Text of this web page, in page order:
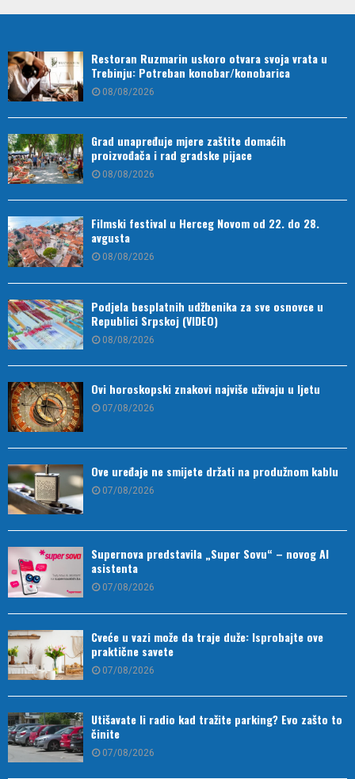
Restoran Ruzmarin uskoro otvara svoja vrata u
Trebinju: Potreban konobar/konobarica
08/08/2026
Grad unapređuje mjere zaštite domaćih
proizvođača i rad gradske pijace
08/08/2026
Filmski festival u Herceg Novom od 22. do 28.
avgusta
08/08/2026
Podjela besplatnih udžbenika za sve osnovce u
Republici Srpskoj (VIDEO)
08/08/2026
Ovi horoskopski znakovi najviše uživaju u ljetu
07/08/2026
Ove uređaje ne smijete držati na produžnom kablu
07/08/2026
Supernova predstavila „Super Sovu“ – novog AI
asistenta
07/08/2026
Cveće u vazi može da traje duže: Isprobajte ove
praktične savete
07/08/2026
Utišavate li radio kad tražite parking? Evo zašto to
činite
07/08/2026